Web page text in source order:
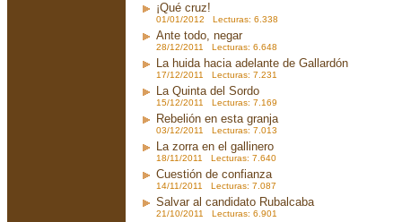
¡Qué cruz!
01/01/2012 Lecturas: 6.338
Ante todo, negar
28/12/2011 Lecturas: 6.648
La huida hacia adelante de Gallardón
17/12/2011 Lecturas: 7.231
La Quinta del Sordo
15/12/2011 Lecturas: 7.169
Rebelión en esta granja
03/12/2011 Lecturas: 7.013
La zorra en el gallinero
18/11/2011 Lecturas: 7.640
Cuestión de confianza
14/11/2011 Lecturas: 7.087
Salvar al candidato Rubalcaba
21/10/2011 Lecturas: 6.901